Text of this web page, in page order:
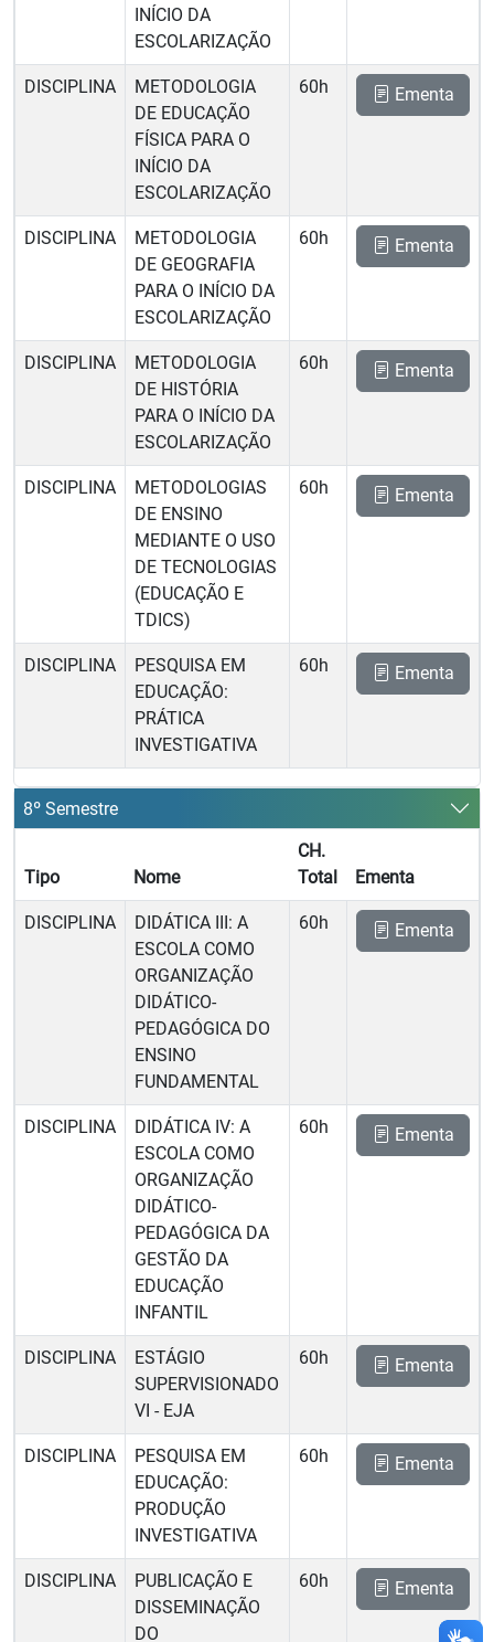
INÍCIO DA
ESCOLARIZAÇÃO
DISCIPLINA
METODOLOGIA
DE EDUCAÇÃO
FÍSICA PARA O
INÍCIO DA
ESCOLARIZAÇÃO
60h Ementa
DISCIPLINA
METODOLOGIA
DE GEOGRAFIA
PARA O INÍCIO DA
ESCOLARIZAÇÃO
60h Ementa
DISCIPLINA
METODOLOGIA
DE HISTÓRIA
PARA O INÍCIO DA
ESCOLARIZAÇÃO
60h Ementa
DISCIPLINA
METODOLOGIAS
DE ENSINO
MEDIANTE O USO
DE TECNOLOGIAS
(EDUCAÇÃO E
TDICS)
60h Ementa
DISCIPLINA
PESQUISA EM
EDUCAÇÃO:
PRÁTICA
INVESTIGATIVA
60h Ementa
8º Semestre
Tipo Nome
CH.
Total
Ementa
DISCIPLINA
DIDÁTICA III: A
ESCOLA COMO
ORGANIZAÇÃO
DIDÁTICO-
PEDAGÓGICA DO
ENSINO
FUNDAMENTAL
60h Ementa
DISCIPLINA
DIDÁTICA IV: A
ESCOLA COMO
ORGANIZAÇÃO
DIDÁTICO-
PEDAGÓGICA DA
GESTÃO DA
EDUCAÇÃO
INFANTIL
60h Ementa
DISCIPLINA
ESTÁGIO
SUPERVISIONADO
VI - EJA
60h Ementa
DISCIPLINA
PESQUISA EM
EDUCAÇÃO:
PRODUÇÃO
INVESTIGATIVA
60h Ementa
DISCIPLINA
PUBLICAÇÃO E
DISSEMINAÇÃO
DO
60h Ementa